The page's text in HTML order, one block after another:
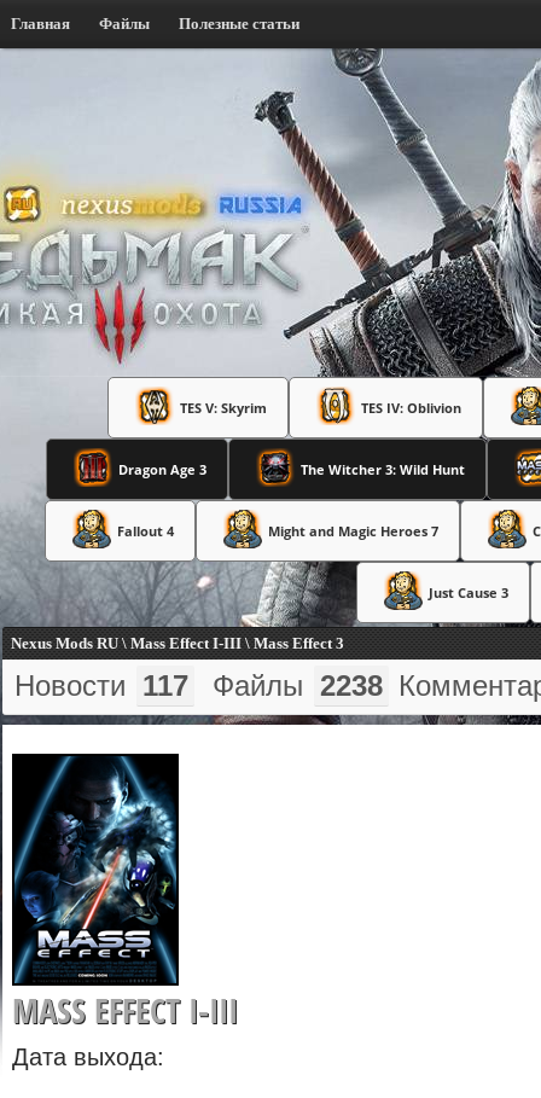
Главная Файлы Полезные статьи
TES V: Skyrim TES IV: Oblivion
Dragon Age 3 The Witcher 3: Wild Hunt
Fallout 4 Might and Magic Heroes 7
Just Cause 3
Nexus Mods RU \ Mass Effect I-III \ Mass Effect 3
Новости 117 Файлы 2238
MASS EFFECT I-III
Дата выхода: